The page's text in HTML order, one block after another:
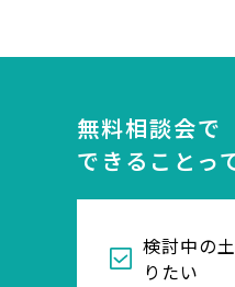
無料相談会で
できることっ
検討中の
りたい